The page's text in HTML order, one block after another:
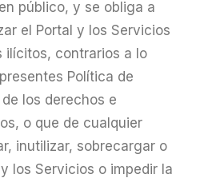
público, y se obliga a
el Portal y los Servicios
ilícitos, contrarios a lo
Política de
los derechos e
o que de cualquier
inutilizar, sobrecargar o
los Servicios o impedir la